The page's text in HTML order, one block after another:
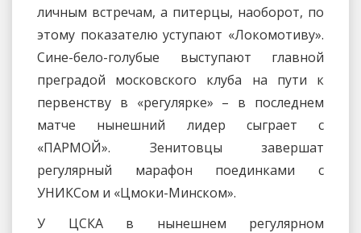
личным встречам, а питерцы, наоборот, по
этому показателю уступают «Локомотиву».
Сине-бело-голубые выступают главной
преградой московского клуба на пути к
первенству в «регулярке» – в последнем
матче нынешний лидер сыграет с
«ПАРМОЙ». Зенитовцы завершат
регулярный марафон поединками с
УНИКСом и «Цмоки-Минском».
У ЦСКА в нынешнем регулярном